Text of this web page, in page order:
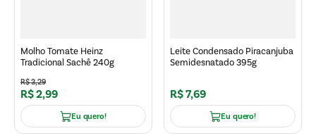
Molho Tomate Heinz
Tradicional Sachê 240g
R$3,29
R$2,99
Eu quero!
Leite Condensado Piracanjuba
Semidesnatado 395g
R$7,69
Eu quero!